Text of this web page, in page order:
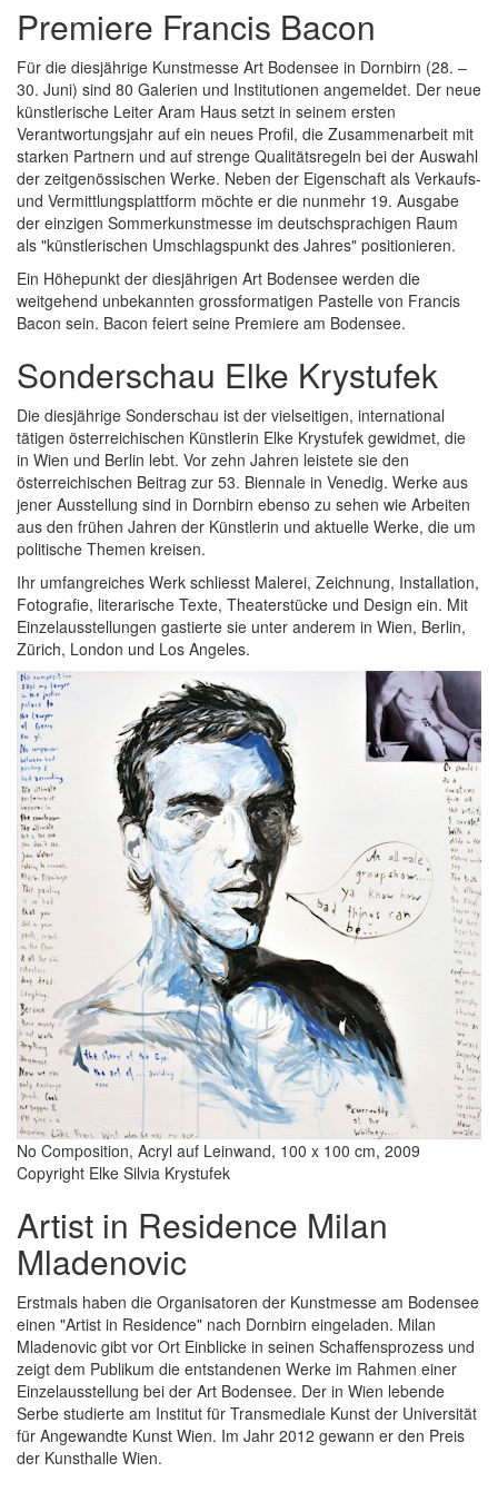
Premiere Francis Bacon
Für die diesjährige Kunstmesse Art Bodensee in Dornbirn (28. –
30. Juni) sind 80 Galerien und Institutionen angemeldet. Der neue
künstlerische Leiter Aram Haus setzt in seinem ersten
Verantwortungsjahr auf ein neues Profil, die Zusammenarbeit mit
starken Partnern und auf strenge Qualitätsregeln bei der Auswahl
der zeitgenössischen Werke. Neben der Eigenschaft als Verkaufs-
und Vermittlungsplattform möchte er die nunmehr 19. Ausgabe
der einzigen Sommerkunstmesse im deutschsprachigen Raum
als "künstlerischen Umschlagspunkt des Jahres" positionieren.
Ein Höhepunkt der diesjährigen Art Bodensee werden die
weitgehend unbekannten grossformatigen Pastelle von Francis
Bacon sein. Bacon feiert seine Premiere am Bodensee.
Sonderschau Elke Krystufek
Die diesjährige Sonderschau ist der vielseitigen, international
tätigen österreichischen Künstlerin Elke Krystufek gewidmet, die
in Wien und Berlin lebt. Vor zehn Jahren leistete sie den
österreichischen Beitrag zur 53. Biennale in Venedig. Werke aus
jener Ausstellung sind in Dornbirn ebenso zu sehen wie Arbeiten
aus den frühen Jahren der Künstlerin und aktuelle Werke, die um
politische Themen kreisen.
Ihr umfangreiches Werk schliesst Malerei, Zeichnung, Installation,
Fotografie, literarische Texte, Theaterstücke und Design ein. Mit
Einzelausstellungen gastierte sie unter anderem in Wien, Berlin,
Zürich, London und Los Angeles.
No Composition, Acryl auf Leinwand, 100 x 100 cm, 2009
Copyright Elke Silvia Krystufek
Artist in Residence Milan
Mladenovic
Erstmals haben die Organisatoren der Kunstmesse am Bodensee
einen "Artist in Residence" nach Dornbirn eingeladen. Milan
Mladenovic gibt vor Ort Einblicke in seinen Schaffensprozess und
zeigt dem Publikum die entstandenen Werke im Rahmen einer
Einzelausstellung bei der Art Bodensee. Der in Wien lebende
Serbe studierte am Institut für Transmediale Kunst der Universität
für Angewandte Kunst Wien. Im Jahr 2012 gewann er den Preis
der Kunsthalle Wien.